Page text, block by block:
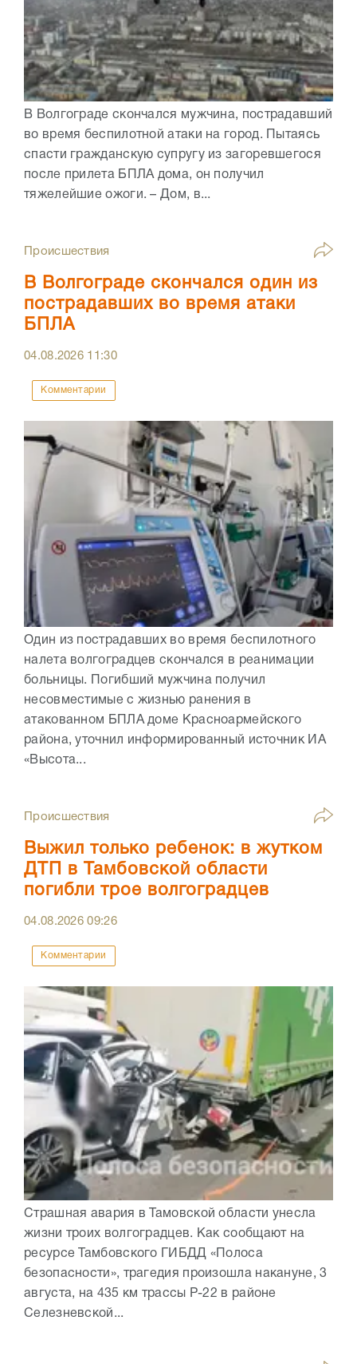
В Волгограде скончался мужчина, пострадавший
во время беспилотной атаки на город. Пытаясь
спасти гражданскую супругу из загоревшегося
после прилета БПЛА дома, он получил
тяжелейшие ожоги. – Дом, в...
Происшествия
В Волгограде скончался один из
пострадавших во время атаки
БПЛА
04.08.2026 11:30
Комментарии
Один из пострадавших во время беспилотного
налета волгоградцев скончался в реанимации
больницы. Погибший мужчина получил
несовместимые с жизнью ранения в
атакованном БПЛА доме Красноармейского
района, уточнил информированный источник ИА
«Высота...
Происшествия
Выжил только ребенок: в жутком
ДТП в Тамбовской области
погибли трое волгоградцев
04.08.202609:26
Комментарии
Страшная авария в Тамовской области унесла
жизни троих волгоградцев. Как сообщают на
ресурсе Тамбовского ГИБДД «Полоса
безопасности», трагедия произошла накануне, 3
августа, на 435 км трассы Р-22 в районе
Селезневской...